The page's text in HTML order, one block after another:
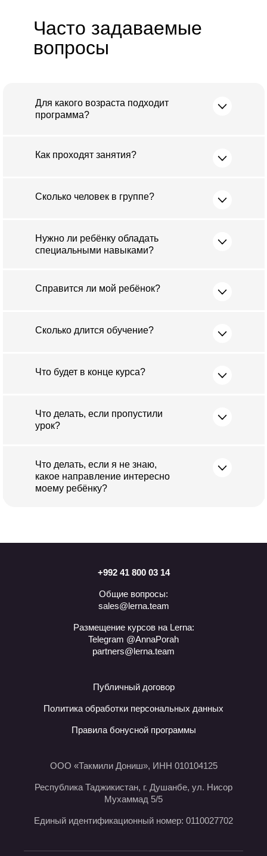
Часто задаваемые
вопросы
Для какого возраста подходит
программа?
Как проходят занятия?
Сколько человек в группе?
Нужно ли ребёнку обладать
специальными навыками?
Справится ли мой ребёнок?
Сколько длится обучение?
Что будет в конце курса?
Что делать, если пропустили
урок?
Что делать, если я не знаю,
какое направление интересно
моему ребёнку?
+992 41 800 03 14
Общие вопросы:
sales@lerna.team
Размещение курсов на Lerna:
Telegram @AnnaPorah
partners@lerna.team
Публичный договор
Политика обработки персональных данных
Правила бонусной программы
ООО «Такмили Дониш», ИНН 010104125
Республика Таджикистан, г. Душанбе, ул. Нисор
Мухаммад 5/5
Единый идентификационный номер: 0110027702